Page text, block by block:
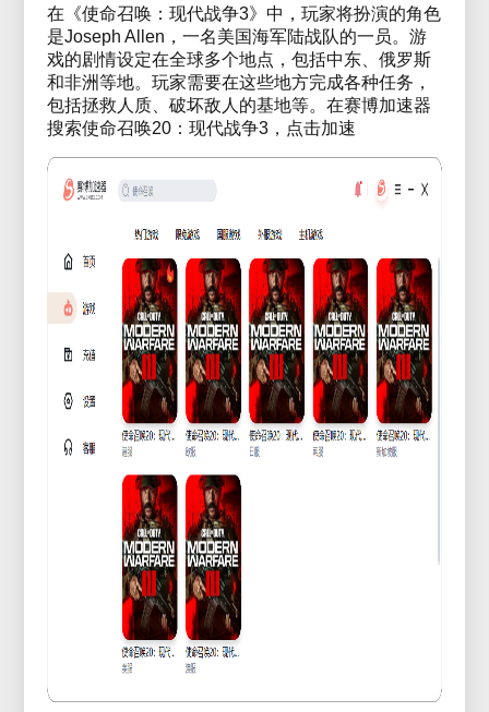
在《使命召唤：现代战争3》中，玩家将扮演的角色
是Joseph Allen，一名美国海军陆战队的一员。游
戏的剧情设定在全球多个地点，包括中东、俄罗斯
和非洲等地。玩家需要在这些地方完成各种任务，
包括拯救人质、破坏敌人的基地等。在赛博加速器
搜索使命召唤20：现代战争3，点击加速